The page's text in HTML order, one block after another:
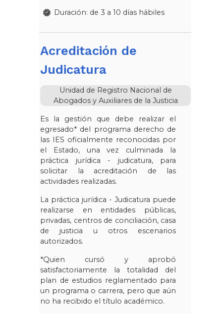
Duración: de 3 a 10 días hábiles
Acreditación de
Judicatura
Unidad de Registro Nacional de
Abogados y Auxiliares de la Justicia
Es la gestión que debe realizar el
egresado* del programa derecho de
las IES oficialmente reconocidas por
el Estado, una vez culminada la
práctica jurídica - judicatura, para
solicitar la acreditación de las
actividades realizadas.
La práctica jurídica - Judicatura puede
realizarse en entidades públicas,
privadas, centros de conciliación, casa
de justicia u otros escenarios
autorizados.
*Quien cursó y aprobó
satisfactoriamente la totalidad del
plan de estudios reglamentado para
un programa o carrera, pero que aún
no ha recibido el título académico.